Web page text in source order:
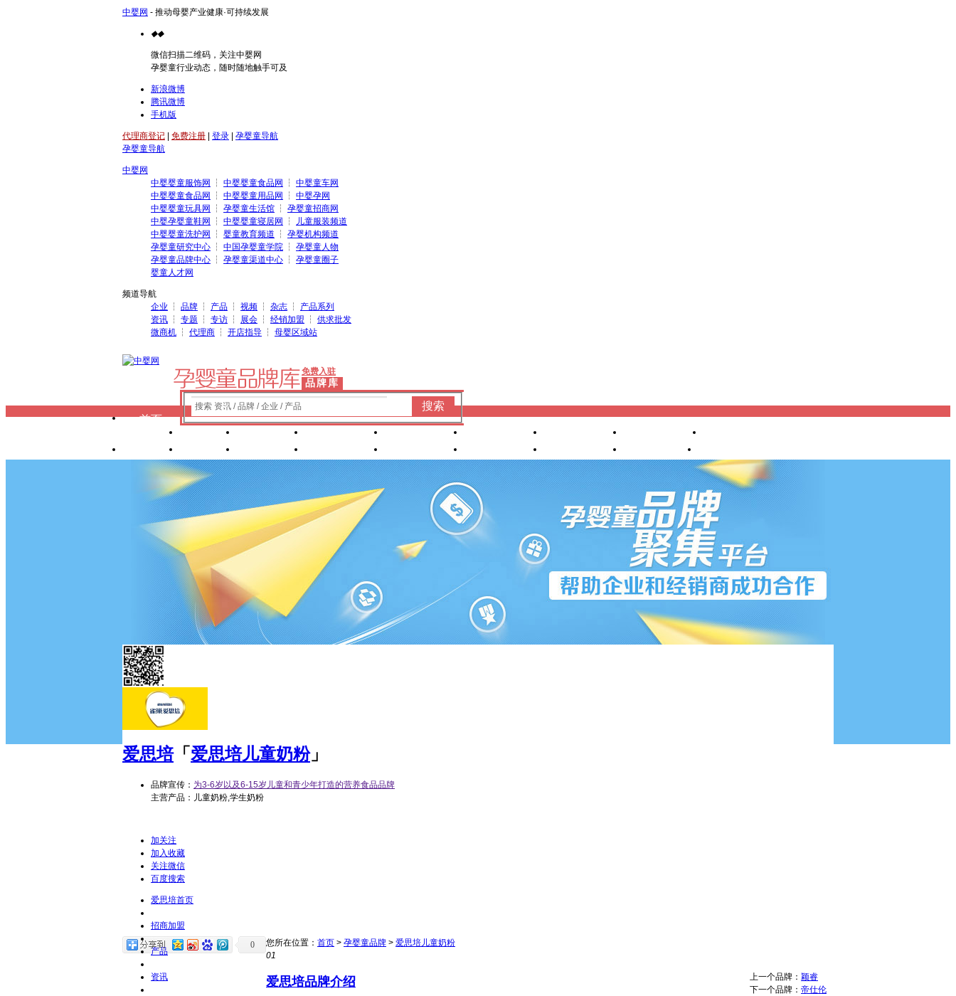
中婴网 - 推动母婴产业健康·可持续发展
◆◆
微信扫描二维码，关注中婴网
孕婴童行业动态，随时随地触手可及
新浪微博
腾讯微博
手机版
代理商登记 免费注册 登录
孕婴童导航
孕婴童导航
中婴网
中婴婴童服饰网
┆ 中婴婴童食品网 ┆ 中婴童车网
中婴婴童食品网
┆ 中婴婴童用品网 ┆ 中婴孕网
中婴婴童玩具网
┆ 孕婴童生活馆 ┆ 孕婴童招商网
中婴孕婴童鞋网
┆ 中婴婴童寝居网 ┆
儿童服装频道
中婴婴童洗护网
┆ 婴童教育频道 ┆ 孕婴机构频道
孕婴童研究中心 ┆ 中国孕婴童学院 ┆ 孕婴童人物
孕婴童品牌中心 ┆ 孕婴童渠道中心 ┆ 孕婴童圈子
婴童人才网
频道导航
企业 ┆ 品牌 ┆ 产品 ┆ 视频 ┆ 杂志 ┆ 产品系列
资讯 ┆ 专题 ┆ 专访 ┆ 展会 ┆ 经销加盟 ┆ 供求批发
微商机 ┆ 代理商 ┆ 开店指导 ┆ 母婴区域站
免费入驻
品牌库
搜索 资讯 / 品牌 / 企业 / 产品
搜索
首页
爱思培「爱思培儿童奶粉」
品牌宣传： 为3-6岁以及6-15岁儿童和青少年打造的营养食品品牌
主营产品：儿童奶粉,学生奶粉
加关注
加入收藏
关注微信
百度搜索
爱思培首页
招商加盟
产品
资讯
0 您所在位置： 首页 > 孕婴童品牌 > 爱思培儿童奶粉
01
爱思培品牌介绍 上一个品牌： 颖睿
下一个品牌： 帝仕伦